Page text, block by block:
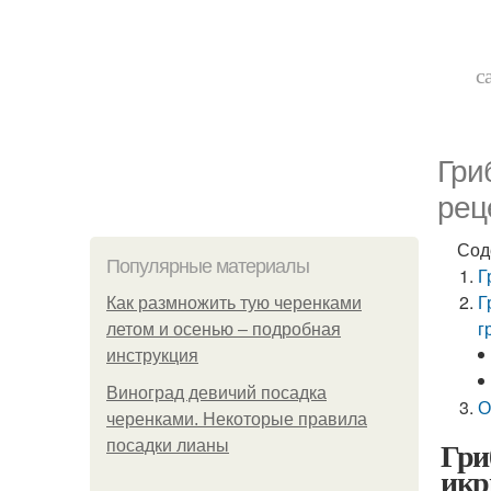
Популярные материалы
Как размножить тую черенками
летом и осенью – подробная
инструкция
Виноград девичий посадка
черенками. Некоторые правила
посадки лианы